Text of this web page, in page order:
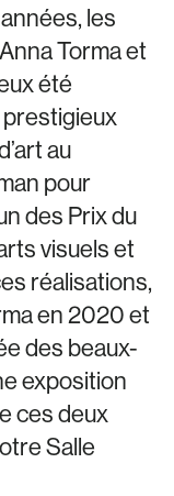
les
Torma et
été
prestigieux
au
pour
des Prix du
visuels et
réalisations,
en 2020 et
des beaux-
exposition
ces deux
Salle